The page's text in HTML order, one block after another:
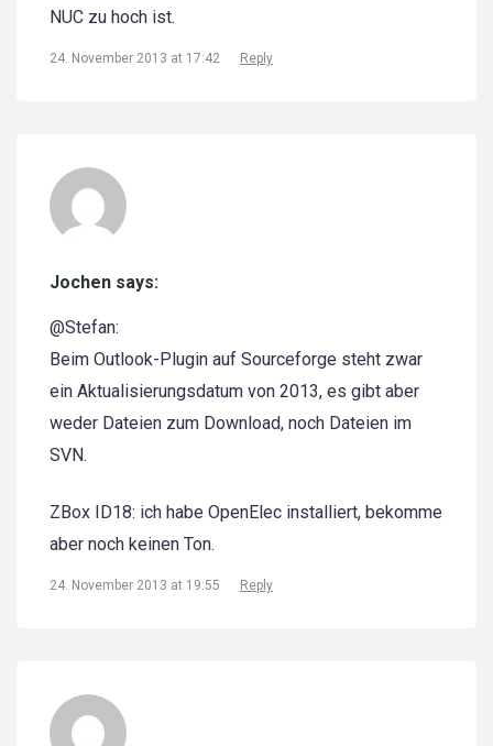
NUC zu hoch ist.
24. November 2013 at 17:42 Reply
Jochen says:
@Stefan:
Beim Outlook-Plugin auf Sourceforge steht zwar
ein Aktualisierungsdatum von 2013, es gibt aber
weder Dateien zum Download, noch Dateien im
SVN.
ZBox ID18: ich habe OpenElec installiert, bekomme
aber noch keinen Ton.
24. November 2013 at 19:55 Reply